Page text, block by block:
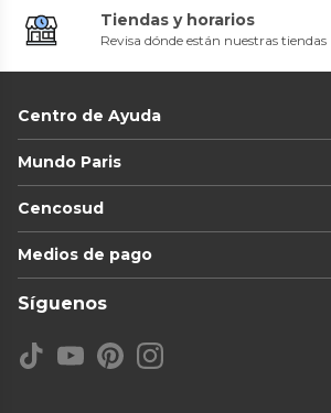
Tiendas y horarios
Revisa dónde están nuestras tiendas
Centro de Ayuda
Mundo Paris
Cencosud
Medios de pago
Síguenos